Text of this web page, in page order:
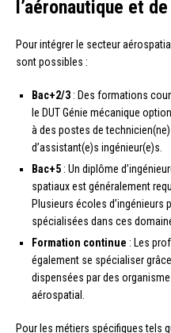
l’aéronautique et
Pour intégrer le secteur
sont possibles :
Bac+2/3 : Des formations
le DUT Génie mécanique
à des postes de
d’assistant(e)s ingénieur(e)s.
Bac+5 : Un diplôme
spatiaux est généralement
Plusieurs écoles
spécialisées dans ces
Formation continue : Les
également se spécialiser
dispensées par des
aérospatial.
Pour les métiers spécifiques tels